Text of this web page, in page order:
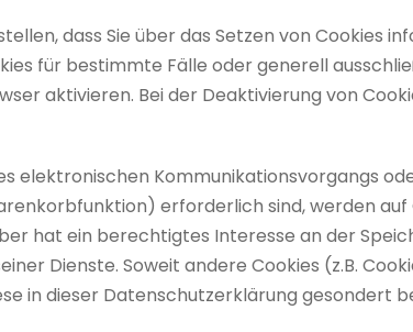
dass Sie über das Setzen von Cookies
für bestimmte Fälle oder generell
aktivieren. Bei der Deaktivierung von
elektronischen Kommunikationsvorgangs
erforderlich sind, werden auf
hat ein berechtigtes Interesse an der
Dienste. Soweit andere Cookies (z.B.
in dieser Datenschutzerklärung gesondert